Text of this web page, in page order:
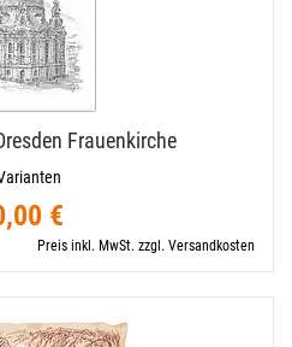
Frauenkirche
€
Preis inkl. MwSt. zzgl. Versandkosten